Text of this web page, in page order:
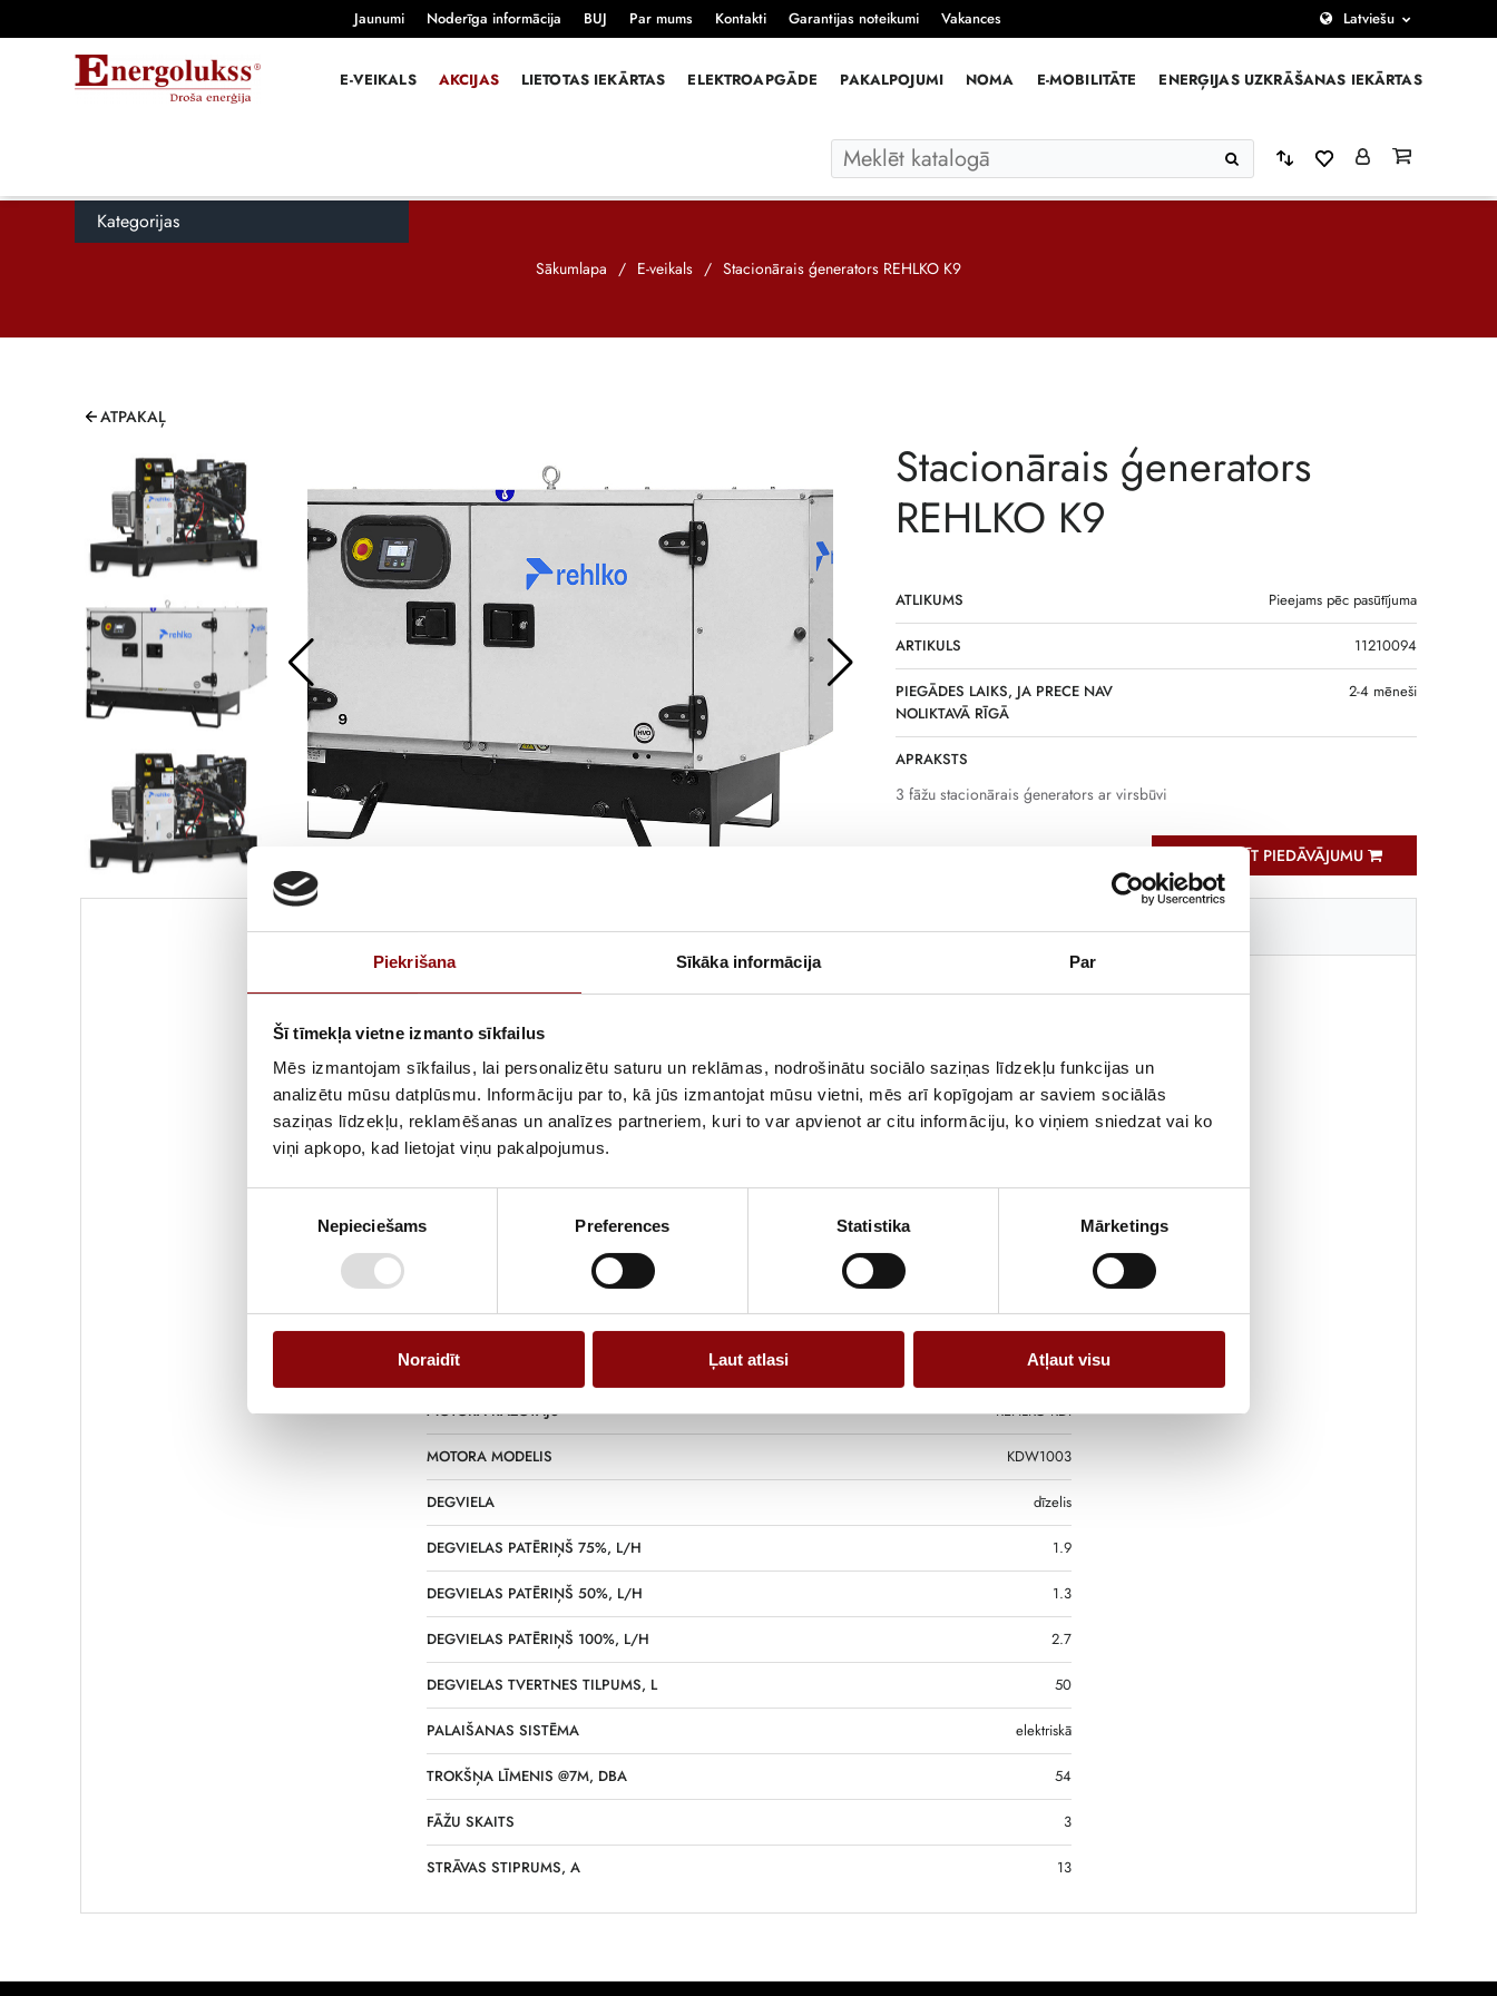
Piekrišana Sīkāka informācija Par
Šī tīmekļa vietne izmanto sīkfailus
Mēs izmantojam sīkfailus, lai personalizētu saturu un reklāmas, nodrošinātu sociālo saziņas līdzekļu funkcijas un
analizētu mūsu datplūsmu. Informāciju par to, kā jūs izmantojat mūsu vietni, mēs arī kopīgojam ar saviem sociālās
saziņas līdzekļu, reklamēšanas un analīzes partneriem, kuri to var apvienot ar citu informāciju, ko viņiem sniedzat vai ko
viņi apkopo, kad lietojat viņu pakalpojumus.
Nepieciešams Preferences Statistika Mārketings
Noraidīt Ļaut atlasi Atļaut visu
Jaunumi Noderīga informācija BUJ Par mums Kontakti Garantijas noteikumi Vakances Latviešu
E-VEIKALS AKCIJAS LIETOTAS IEKĀRTAS ELEKTROAPGĀDE PAKALPOJUMI NOMA E-MOBILITĀTE ENERĢIJAS UZKRĀŠANAS IEKĀRTAS
Kategorijas
Sākumlapa / E-veikals / Stacionārais ģenerators REHLKO K9
ATPAKAĻ
Stacionārais ģenerators
REHLKO K9
ATLIKUMS Pieejams pēc pasūtījuma
ARTIKULS 11210094
PIEGĀDES LAIKS, JA PRECE NAV
NOLIKTAVĀ RĪGĀ
2-4 mēneši
APRAKSTS
3 fāžu stacionārais ģenerators ar virsbūvi
PIEPRASĪT PIEDĀVĀJUMU
Informācija Tehniskā specifikācija
SVARS 390 kg
IZMĒRI
RAŽOTĀJS REHLKO
REZERVES JAUDA (ESP), KW 7.1
REZERVES JAUDA (ESP), KVA 8.9
DARBA JAUDA (PRP), KW
DARBA JAUDA (PRP), KVA
SPRIEGUMS, V 230, 400
FREKVENCE, HZ 50
MOTORA RAŽOTĀJS REHLKO KDI
MOTORA MODELIS KDW1003
DEGVIELA dīzelis
DEGVIELAS PATĒRIŅŠ 75%, L/H 1.9
DEGVIELAS PATĒRIŅŠ 50%, L/H 1.3
DEGVIELAS PATĒRIŅŠ 100%, L/H 2.7
DEGVIELAS TVERTNES TILPUMS, L 50
PALAIŠANAS SISTĒMA elektriskā
TROKŠŅA LĪMENIS @7M, DBA 54
FĀŽU SKAITS 3
STRĀVAS STIPRUMS, A 13